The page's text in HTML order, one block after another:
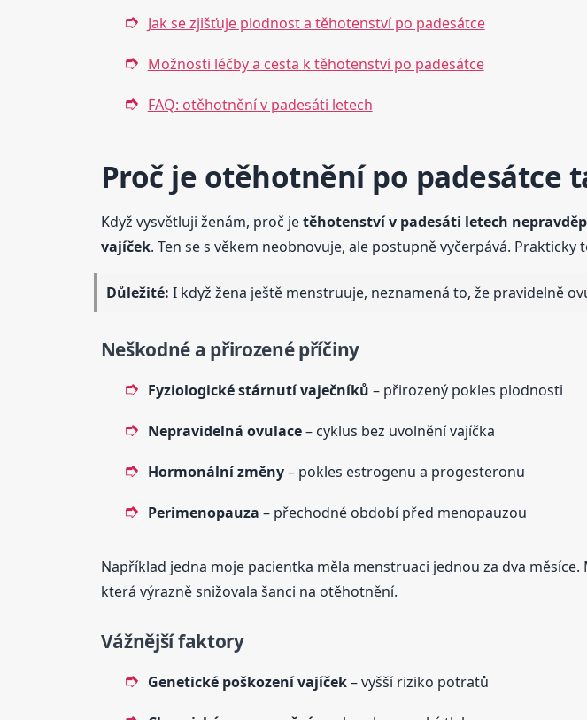
Jak se zjišťuje plodnost a těhotenství po padesátce
Možnosti léčby a cesta k těhotenství po padesátce
FAQ: otěhotnění v padesáti letech
Proč je otěhotnění po padesátce
Když vysvětluji ženám, proč jetěhotenství v padesáti letech
vajíček. Ten se s věkem neobnovuje, ale postupně vyčerpává.
Důležité: I když žena ještě menstruuje, neznamená to, že pravidelně
Neškodné a přirozené příčiny
Fyziologické stárnutí vaječníků – přirozený pokles plodnosti
Nepravidelná ovulace– cyklus bez uvolnění vajíčka
Hormonální změny– pokles estrogenu a progesteronu
Perimenopauza – přechodné období před menopauzou
Například jedna moje pacientka měla menstruaci jednou za dva
která výrazně snižovala šanci na otěhotnění.
Vážnější faktory
Genetické poškození vajíček– vyšší riziko potratů